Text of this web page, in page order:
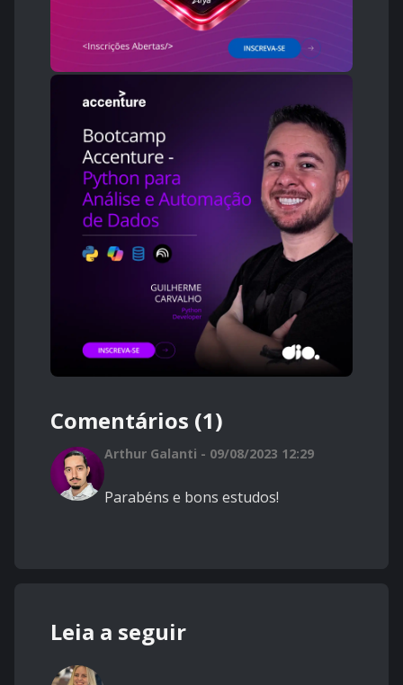
Comentários (1)
Arthur Galanti - 09/08/2023 12:29
Parabéns e bons estudos!
Leia a seguir